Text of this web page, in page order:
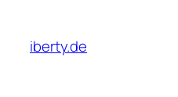
springen
iberty.de